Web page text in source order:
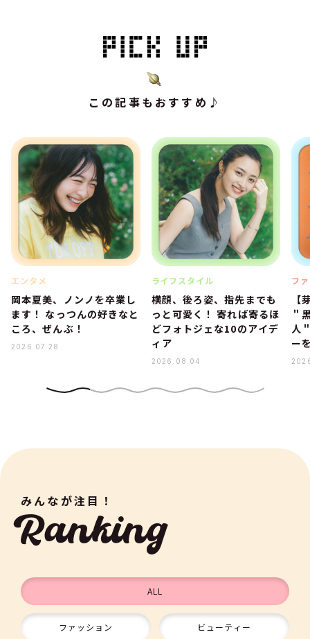
この記事もおすすめ♪
エンタメ
岡本夏美、ノンノを卒業し
ます！ なっつんの好きなと
ころ、ぜんぶ！
2026.07.28
ライフスタイル
横顔、後ろ姿、指先までも
っと可愛く！ 寄れば寄るほ
どフォトジェな10のアイデ
ィア
2026.08.04
フ
【
＂
人
ー
みんなが注目！
Ranking
ALL
ファッション ビューティー